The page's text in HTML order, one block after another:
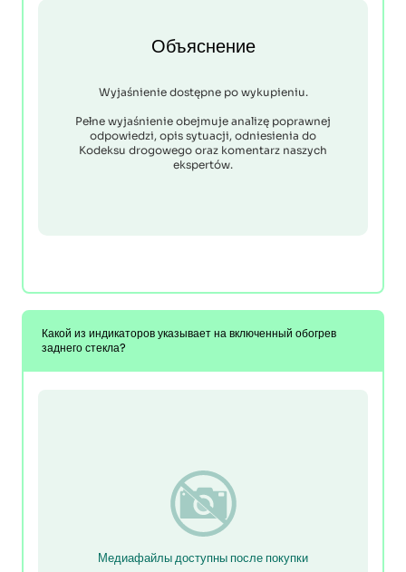
Объяснение
Wyjaśnienie dostępne po wykupieniu.
Pełne wyjaśnienie obejmuje analizę poprawnej
odpowiedzi, opis sytuacji, odniesienia do
Kodeksu drogowego oraz komentarz naszych
ekspertów.
Какой из индикаторов указывает на включенный обогрев
заднего стекла?
Медиафайлы доступны после покупки